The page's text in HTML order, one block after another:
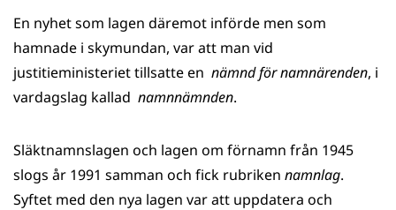
En nyhet som lagen däremot införde men som
hamnade i skymundan, var att man vid
justitieministeriet tillsatte en nämnd för namnärenden, i
vardagslag kallad namnnämnden.
Släktnamnslagen och lagen om förnamn från 1945
slogs år 1991 samman och fick rubriken namnlag.
Syftet med den nya lagen var att uppdatera och